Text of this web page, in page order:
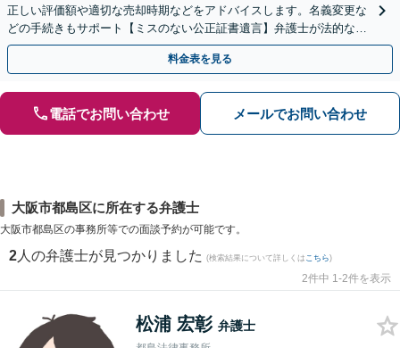
正しい評価額や適切な売却時期などをアドバイスします。名義変更な
どの手続きもサポート【ミスのない公正証書遺言】弁護士が法的な観
点から遺言書を作成します。
料金表を見る
電話でお問い合わせ メールでお問い合わせ
大阪市都島区に所在する弁護士
大阪市都島区の事務所等での面談予約が可能です。
2 人の弁護士が見つかりました (検索結果について詳しくは こちら)
2件中 1-2件を表示
松浦 宏彰 弁護士